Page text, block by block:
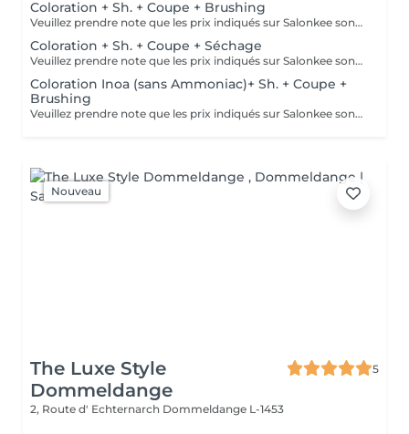
Coloration + Sh. + Coupe + Brushing
Veuillez prendre note que les prix indiqués sur Salonkee sont communiqués à titre informatif et s'entendent de base. Ces derniers sont susceptibles de varier selon le diagnostic réalisé à votre arrivée au salon et l'expertise du professionnel à qui vous confiez votre beauté. Dans tous les cas, un devis précis vous sera proposé et toutes réalisations de prestations seront effectuées avec votre accord. Un grand merci d'avance pour votre compréhension. Au plaisir de vous recevoir très vite.
Coloration + Sh. + Coupe + Séchage
Veuillez prendre note que les prix indiqués sur Salonkee sont communiqués à titre informatif et s'entendent de base. Ces derniers sont susceptibles de varier selon le diagnostic réalisé à votre arrivée au salon et l'expertise du professionnel à qui vous confiez votre beauté. Dans tous les cas, un devis précis vous sera proposé et toutes réalisations de prestations seront effectuées avec votre accord. Un grand merci d'avance pour votre compréhension. Au plaisir de vous recevoir très vite.
Coloration Inoa (sans Ammoniac)+ Sh. + Coupe +
Brushing
Veuillez prendre note que les prix indiqués sur Salonkee sont communiqués à titre informatif et s'entendent de base. Ces derniers sont susceptibles de varier selon le diagnostic réalisé à votre arrivée au salon et l'expertise du professionnel à qui vous confiez votre beauté. Dans tous les cas, un devis précis vous sera proposé et toutes réalisations de prestations seront effectuées avec votre accord. Un grand merci d'avance pour votre compréhension. Au plaisir de vous recevoir très vite.
Nouveau
The Luxe Style
Dommeldange
5
2, Route d' Echternarch Dommeldange L-1453